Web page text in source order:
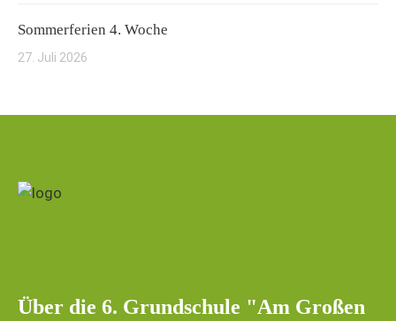
Sommerferien 4. Woche
27. Juli 2026
Über die 6. Grundschule "Am Großen